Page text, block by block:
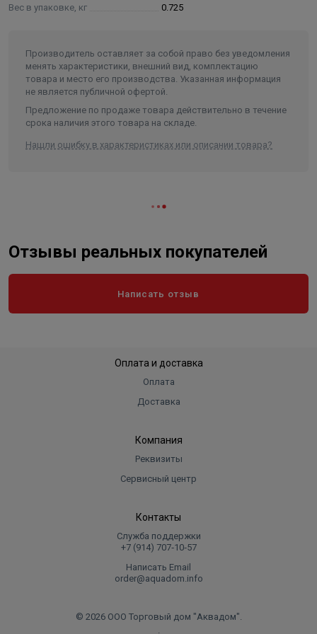
Вес в упаковке, кг 0.725
Производитель оставляет за собой право без уведомления
менять характеристики, внешний вид, комплектацию
товара и место его производства. Указанная информация
не является публичной офертой.
Предложение по продаже товара действительно в течение
срока наличия этого товара на складе.
Нашли ошибку в характеристиках или описании товара?
Отзывы реальных покупателей
Написать отзыв
Оплата и доставка
Оплата
Доставка
Компания
Реквизиты
Сервисный центр
Контакты
Служба поддержки
+7 (914) 707‑10‑57
Написать Email
order@aquadom.info
© 2026 ООО Торговый дом "Аквадом".
.